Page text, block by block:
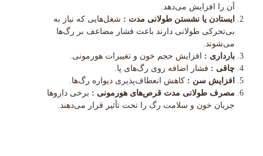
آن را افزایش می‌دهد.
ایستادن یا نشستن طولانی‌ مدت : شغل‌هایی که نیاز به
بی‌تحرکی طولانی دارند باعث فشار مضاعف بر رگ‌ها
می‌شوند.
بارداری : افزایش حجم خون و تغییرات هورمونی.
چاقی : فشار اضافه روی رگ‌های پا.
افزایش سن : کاهش انعطاف‌پذیری دیواره رگ‌ها.
مصرف طولانی‌ مدت قرص‌های هورمونی : برخی داروها
جریان خون و سلامت رگ را تحت تأثیر قرار می‌دهند.